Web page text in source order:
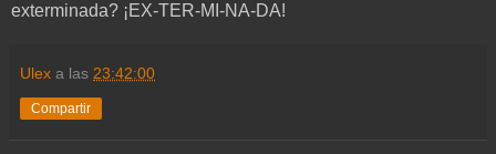
exterminada? ¡EX-TER-MI-NA-DA!
Ulex a las 23:42:00
Compartir